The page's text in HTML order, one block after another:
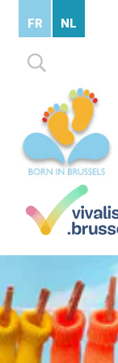
content
Zoeken
naar:
FR NL